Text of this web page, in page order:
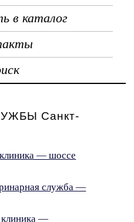
в каталог
Санкт-
— шоссе
служба —
клиника —